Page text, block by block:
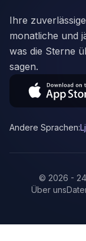
Ihre
monatliche und
was die Sterne
sagen.
Andere Sprachen:
© 2026 -
Über uns